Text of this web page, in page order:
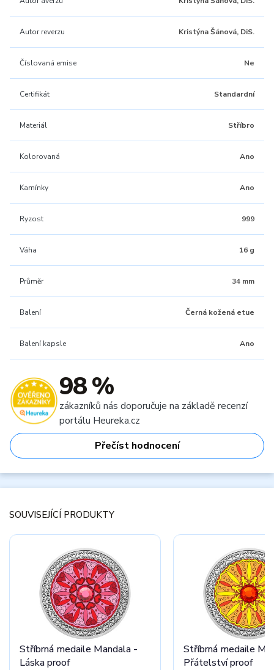
Autor reverzu Kristýna Šánová, DiS.
Číslovaná emise Ne
Certifikát Standardní
Materiál Stříbro
Kolorovaná Ano
Kamínky Ano
Ryzost 999
Váha 16 g
Průměr 34 mm
Balení Černá kožená etue
Balení kapsle Ano
98 %
zákazníků nás doporučuje na základě recenzí
portálu Heureka.cz
Přečíst hodnocení
SOUVISEJÍCÍ PRODUKTY
Stříbrná medaile Mandala -
Láska proof
Stříbrná medaile
Přátelství proof